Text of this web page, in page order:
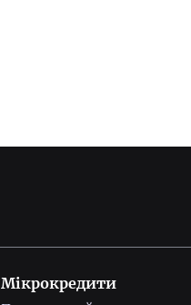
Мікрокредити